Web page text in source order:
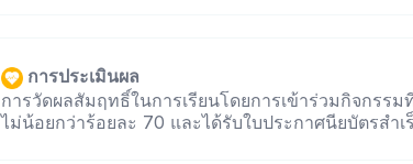
การประเมินผล
การวัดผลสัมฤทธิ์ในการเรียนโดยการเข้าร่วมกิจกรร
ไม่น้อยกว่าร้อยละ 70 และได้รับใบประกาศนียบัตรสำเ